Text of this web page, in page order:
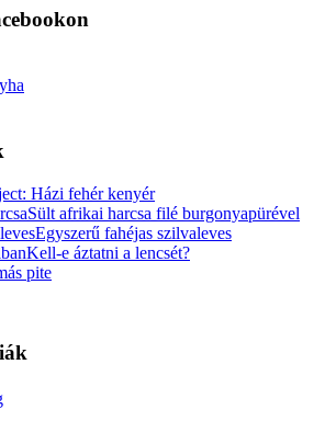
Házi fehér kenyér
Sült afrikai harcsa filé burgonyapürével
Egyszerű fahéjas szilvaleves
Kell-e áztatni a lencsét?
pite